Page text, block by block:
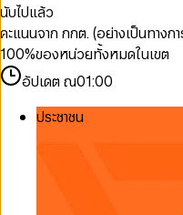
นับไปแล้ว
คะแนนจาก กกต. (อย่างเป็นทางก
100%ของหน่วยทั้งหมดในเขต
อัปเดต ณ01:00
ประชาชน